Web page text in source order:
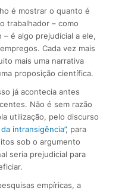
é mostrar o quanto é
trabalhador – como
é algo prejudicial a ele,
Cada vez mais
mais uma narrativa
proposição científica.
já acontecia antes
Não é sem razão
utilização, pelo discurso
intransigência”, para
sob o argumento
seria prejudicial para
empíricas, a